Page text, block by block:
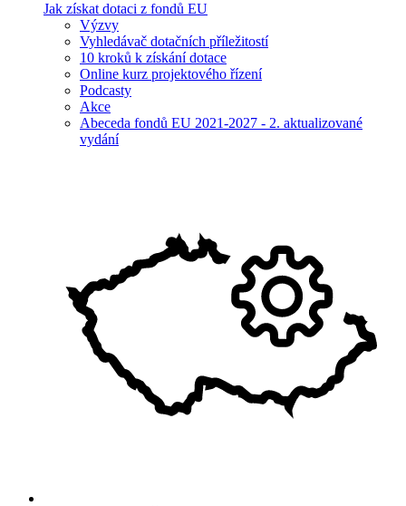
Jak získat dotaci z fondů EU
Výzvy
Vyhledávač dotačních příležitostí
10 kroků k získání dotace
Online kurz projektového řízení
Podcasty
Akce
Abeceda fondů EU 2021-2027 - 2. aktualizované
vydání